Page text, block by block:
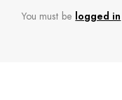
You must be logged in